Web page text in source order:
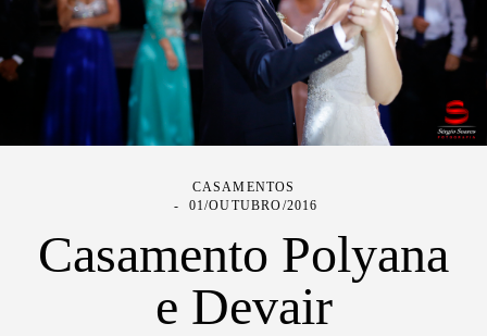
CASAMENTOS
01/OUTUBRO/2016
Casamento Polyana
e Devair